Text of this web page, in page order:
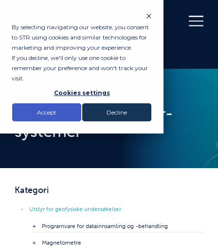
By selecting navigating our website, you consent
to STR using cookies and similar technologies for
marketing and improving your experience.
If you decline, we'll only use one cookie to
remember your preference and won't track your
visit.
Cookies settings
Accept Decline
PRODUKTER
Sub-Bottom Profiler-
systemer
Kategori
Utstyr for geofysiske undersøkelser
Programvare for datainnsamling og -behandling
Magnetometre